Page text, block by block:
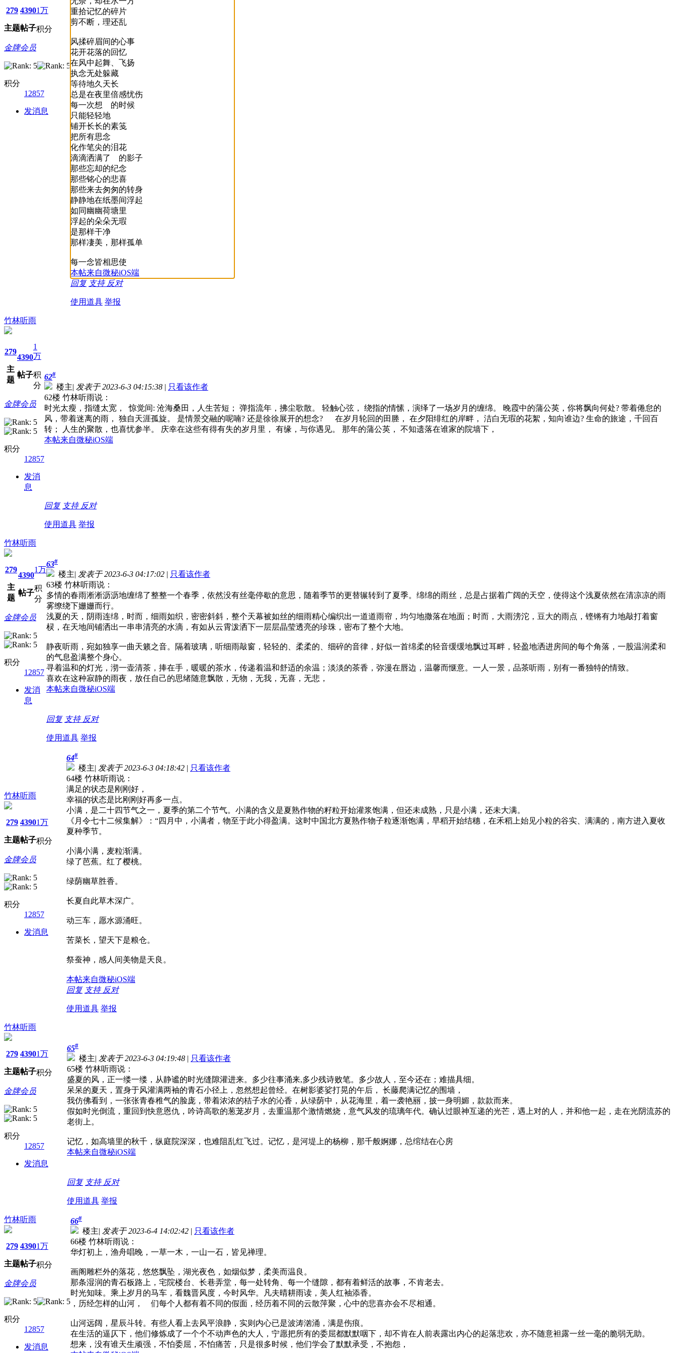
279
主题
4390
帖子
1万
积分
金牌会员
积分
12857
发消息
重拾记忆的碎片
剪不断，理还乱
风揉碎眉间的心事
花开花落的回忆
在风中起舞、飞扬
执念无处躲藏
等待地久天长
总是在夜里倍感忧伤
每一次想 的时候
只能轻轻地
铺开长长的素笺
把所有思念
化作笔尖的泪花
滴滴洒满了 的影子
那些忘却的纪念
那些铭心的悲喜
那些来去匆匆的转身
静静地在纸墨间浮起
如同幽幽荷塘里
浮起的朵朵无瑕
是那样干净
那样凄美，那样孤单
每一念皆相思使
本帖来自微秘iOS端
回复 支持 反对
使用道具 举报
竹林听雨
279
主
题
4390
帖子
1
万
积
分
金牌会员
积分
12857
发消
息
62#
楼主| 发表于 2023-6-3 04:15:38 | 只看该作者
62楼 竹林听雨说：
时光太瘦，指缝太宽， 惊觉间: 沧海桑田，人生苦短； 弹指流年，拂尘歌散。 轻触心弦， 绕指的情愫，演绎了一场岁月的缠绵。 晚霞中的蒲公英，你将飘向何处? 带着倦怠的
风，带着迷离的雨， 独自天涯孤旋。 是情景交融的呢喃? 还是徐徐展开的想念? 在岁月轮回的田塍， 在夕阳绯红的岸畔， 洁白无瑕的花絮，知向谁边? 生命的旅途，千回百
转； 人生的聚散，也喜忧参半。 庆幸在这些有得有失的岁月里， 有缘，与你遇见。 那年的蒲公英， 不知遗落在谁家的院墙下，
本帖来自微秘iOS端
回复 支持 反对
使用道具 举报
竹林听雨
279
主
题
4390
帖子
1万
积
分
金牌会员
积分
12857
发消
息
63#
楼主| 发表于 2023-6-3 04:17:02 | 只看该作者
63楼 竹林听雨说：
多情的春雨淅淅沥沥地缠绵了整整一个春季，依然没有丝毫停歇的意思，随着季节的更替辗转到了夏季。绵绵的雨丝，总是占据着广阔的天空，使得这个浅夏依然在清凉凉的雨
雾缭绕下姗姗而行。
浅夏的天，阴雨连绵，时而，细雨如织，密密斜斜，整个天幕被如丝的细雨精心编织出一道道雨帘，均匀地撒落在地面；时而，大雨滂沱，豆大的雨点，铿锵有力地敲打着窗
棂，在天地间铺洒出一串串清亮的水滴，有如从云霄泼洒下一层层晶莹透亮的珍珠，密布了整个大地。
静夜听雨，宛如独享一曲天籁之音。隔着玻璃，听细雨敲窗，轻轻的、柔柔的、细碎的音律，好似一首绵柔的轻音缓缓地飘过耳畔，轻盈地洒进房间的每个角落，一股温润柔和
的气息盈满整个身心。
寻着温和的灯光，沏一壶清茶，捧在手，暖暖的茶水，传递着温和舒适的余温；淡淡的茶香，弥漫在唇边，温馨而惬意。一人一景，品茶听雨，别有一番独特的情致。
喜欢在这种寂静的雨夜，放任自己的思绪随意飘散，无物，无我，无喜，无悲，
本帖来自微秘iOS端
回复 支持 反对
使用道具 举报
竹林听雨
279
主题
4390
帖子
1万
积分
金牌会员
积分
12857
发消息
64#
楼主| 发表于 2023-6-3 04:18:42 | 只看该作者
64楼 竹林听雨说：
满足的状态是刚刚好，
幸福的状态是比刚刚好再多一点。
小满，是二十四节气之一，夏季的第二个节气。小满的含义是夏熟作物的籽粒开始灌浆饱满，但还未成熟，只是小满，还未大满。
《月令七十二候集解》：“四月中，小满者，物至于此小得盈满。这时中国北方夏熟作物子粒逐渐饱满，早稻开始结穗，在禾稻上始见小粒的谷实、满满的，南方进入夏收
夏种季节。
小满小满，麦粒渐满。
绿了芭蕉。红了樱桃。
绿荫幽草胜香。
长夏自此草木深广。
动三车，愿水源涌旺。
苦菜长，望天下是粮仓。
祭蚕神，感人间美物是天良。
本帖来自微秘iOS端
回复 支持 反对
使用道具 举报
竹林听雨
279
主题
4390
帖子
1万
积分
金牌会员
积分
12857
发消息
65#
楼主| 发表于 2023-6-3 04:19:48 | 只看该作者
65楼 竹林听雨说：
盛夏的风，正一缕一缕，从静谧的时光缝隙灌进来。多少往事涌来,多少残诗败笔。多少故人，至今还在；难描具细。
呆呆的夏天，置身于风灌满两袖的青石小径上，忽然想起曾经。在树影婆娑打晃的午后， 长藤爬满记忆的围墙，
我仿佛看到，一张张青春稚气的脸庞，带着浓浓的桔子水的沁香，从绿荫中，从花海里，着一袭艳丽，披一身明媚，款款而来。
假如时光倒流，重回到快意恩仇，吟诗高歌的葱茏岁月，去重温那个激情燃烧，意气风发的琉璃年代。确认过眼神互递的光芒，遇上对的人，并和他一起，走在光阴流苏的
老街上。
记忆，如高墙里的秋千，纵庭院深深，也难阻乱红飞过。记忆，是河堤上的杨柳，那千般婀娜，总绾结在心房
本帖来自微秘iOS端
回复 支持 反对
使用道具 举报
竹林听雨
279
主题
4390
帖子
1万
积分
金牌会员
积分
12857
发消息
66#
楼主| 发表于 2023-6-4 14:02:42 | 只看该作者
66楼 竹林听雨说：
华灯初上，渔舟唱晚，一草一木，一山一石，皆见禅理。
画阁雕栏外的落花，悠悠飘坠，湖光夜色，如烟似梦，柔美而温良。
那条湿润的青石板路上，宅院楼台、长巷弄堂，每一处转角、每一个缝隙，都有着鲜活的故事，不肯老去。
时光知味。乘上岁月的马车，看魏晋风度，今时风华。凡夫晴耕雨读，美人红袖添香。
，历经怎样的山河， 们每个人都有着不同的假面，经历着不同的云散萍聚，心中的悲喜亦会不尽相通。
山河远阔，星辰斗转。有些人看上去风平浪静，实则内心已是波涛汹涌，满是伤痕。
在生活的逼仄下，他们修炼成了一个个不动声色的大人，宁愿把所有的委屈都默默咽下，却不肯在人前表露出内心的起落悲欢，亦不随意袒露一丝一毫的脆弱无助。
想来，没有谁天生顽强，不怕委屈，不怕痛苦，只是很多时候，他们学会了默默承受，不抱怨，